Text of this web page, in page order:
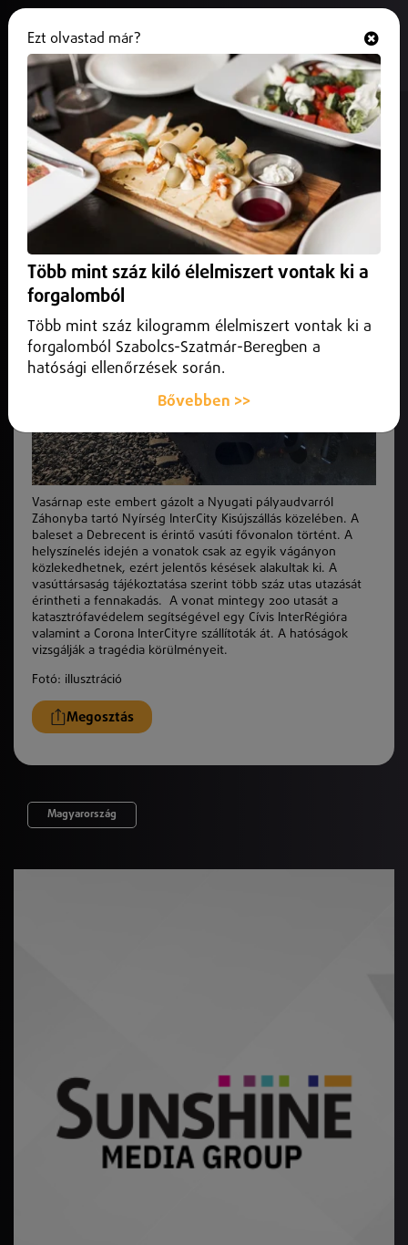
Embert gázolt a Nyírség InterCity
2026. június 08.Hajdú-Bihar vármegye
A vonat mintegy 200 utasát a katasztrófavédelem
segítségével egy Cívis InterRégióra valamint a Corona
InterCityre szállítoták át.
Vasárnap este embert gázolt a Nyugati pályaudvarról
Záhonyba tartó Nyírség InterCity Kisújszállás közelében. A
baleset a Debrecent is érintő vasúti fővonalon történt. A
helyszínelés idején a vonatok csak az egyik vágányon
közlekedhetnek, ezért jelentős késések alakultak ki. A
vasúttársaság tájékoztatása szerint több száz utas utazását
érintheti a fennakadás. A vonat mintegy 200 utasát a
katasztrófavédelem segítségével egy Cívis InterRégióra
valamint a Corona InterCityre szállítoták át. A hatóságok
vizsgálják a tragédia körülményeit.
Fotó: illusztráció
Megosztás
Magyarország
Ezt olvastad már?
Több mint száz kiló élelmiszert vontak ki a
forgalomból
Több mint száz kilogramm élelmiszert vontak ki a
forgalomból Szabolcs-Szatmár-Beregben a
hatósági ellenőrzések során.
Bővebben >>